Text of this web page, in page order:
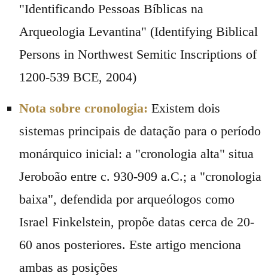
"Identificando Pessoas Bíblicas na
Arqueologia Levantina" (Identifying Biblical
Persons in Northwest Semitic Inscriptions of
1200-539 BCE, 2004)
Nota sobre cronologia: Existem dois
sistemas principais de datação para o período
monárquico inicial: a "cronologia alta" situa
Jeroboão entre c. 930-909 a.C.; a "cronologia
baixa", defendida por arqueólogos como
Israel Finkelstein, propõe datas cerca de 20-
60 anos posteriores. Este artigo menciona
ambas as posições